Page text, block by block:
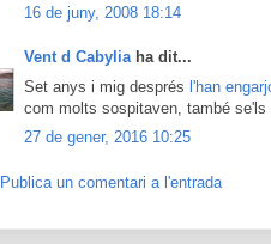
16 de juny, 2008 18:14
Vent d Cabyliaha dit...
Set anys i mig després l'han
com molts sospitaven, també se'ls
27 de gener, 2016 10:25
Publica un comentari a l'entrada